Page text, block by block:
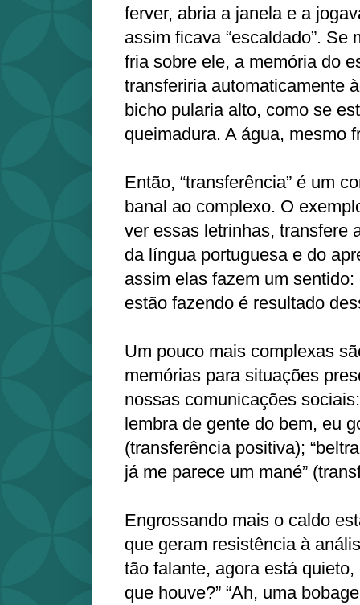
ferver, abria a janela e a
assim ficava “escaldado”. Se
fria sobre ele, a memória do
transferiria automaticamente
bicho pularia alto, como se
queimadura. A água, mesmo
Então, “transferência” é um
banal ao complexo. O
ver essas letrinhas, transfere
da língua portuguesa e do
assim elas fazem um
estão fazendo é resultado
Um pouco mais complexas
memórias para situações
nossas comunicações
lembra de gente do bem, eu
(transferência positiva);
já me parece um mané”
Engrossando mais o caldo
que geram resistência à
tão falante, agora está quieto,
que houve?” “Ah, uma